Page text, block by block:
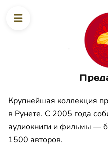
Крупнейшая коллекция
в Рунете. С 2005 года
аудиокниги и фильмы —
1500 авторов.